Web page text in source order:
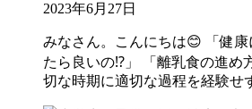
2023年6月27日
みなさん。こんにちは😊 「健
たら良いの⁉️」 「離乳食の進め
切な時期に適切な過程を経験せ